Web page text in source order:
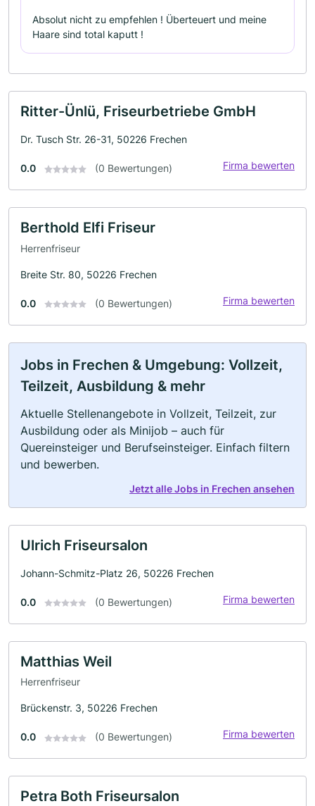
Absolut nicht zu empfehlen ! Überteuert und meine
Haare sind total kaputt !
Ritter-Ünlü, Friseurbetriebe GmbH
Dr. Tusch Str. 26-31, 50226 Frechen
0.0 (0 Bewertungen) Firma bewerten
Berthold Elfi Friseur
Herrenfriseur
Breite Str. 80, 50226 Frechen
0.0 (0 Bewertungen) Firma bewerten
Jobs in Frechen & Umgebung: Vollzeit,
Teilzeit, Ausbildung & mehr
Aktuelle Stellenangebote in Vollzeit, Teilzeit, zur
Ausbildung oder als Minijob – auch für
Quereinsteiger und Berufseinsteiger. Einfach filtern
und bewerben.
Jetzt alle Jobs in Frechen ansehen
Ulrich Friseursalon
Johann-Schmitz-Platz 26, 50226 Frechen
0.0 (0 Bewertungen) Firma bewerten
Matthias Weil
Herrenfriseur
Brückenstr. 3, 50226 Frechen
0.0 (0 Bewertungen) Firma bewerten
Petra Both Friseursalon